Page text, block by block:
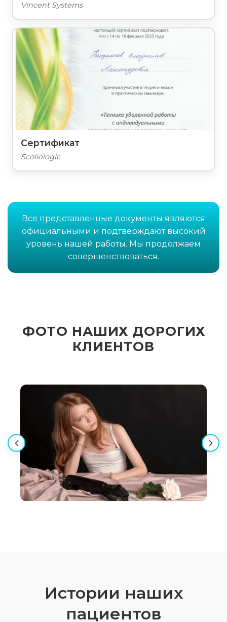
Vincent Systems
Сертификат
Scoliologic
Все представленные документы являются
официальными и подтверждают высокий
уровень нашей работы. Мы продолжаем
совершенствоваться.
ФОТО НАШИХ ДОРОГИХ
КЛИЕНТОВ
Истории наших
пациентов